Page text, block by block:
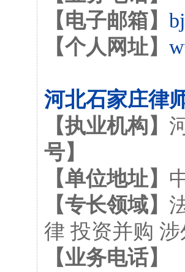
【电子邮箱】
【个人网址】
河北石家庄律
【执业机构】
号】
【单位地址】
【专长领域】
律 投资并购
【业务电话】